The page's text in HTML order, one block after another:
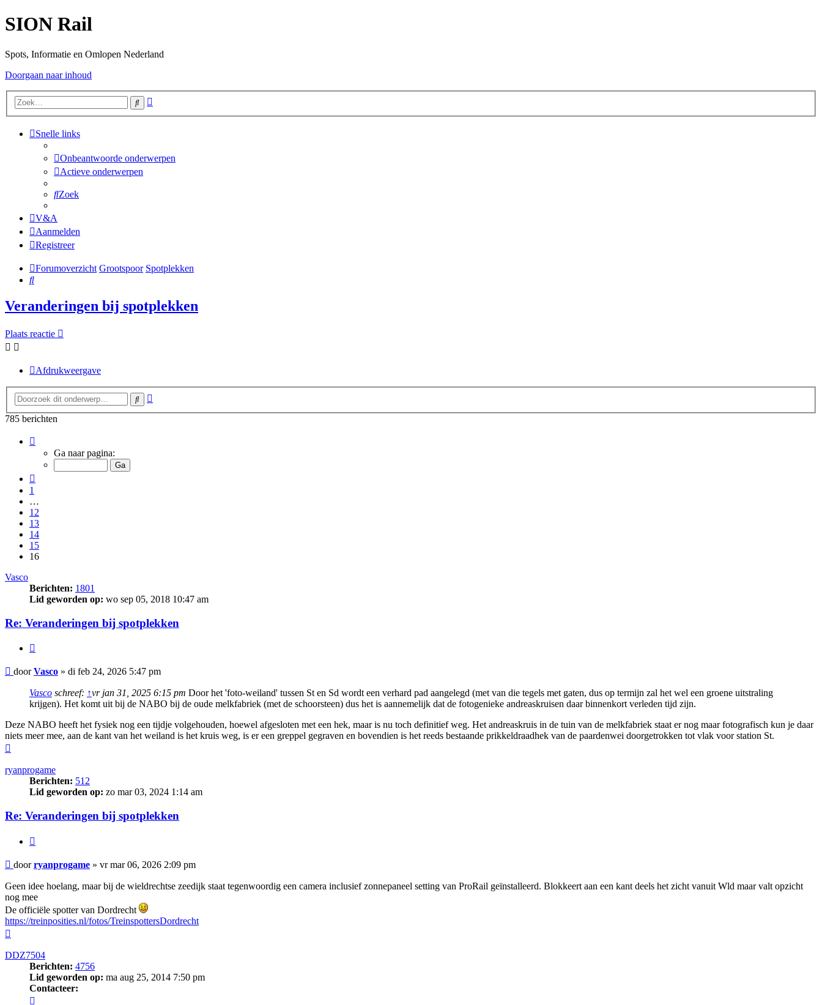
SION Rail
Spots, Informatie en Omlopen Nederland
Doorgaan naar inhoud
Zoek
Snelle links
Onbeantwoorde onderwerpen
Actieve onderwerpen
Zoek
V&A
Aanmelden
Registreer
Forumoverzicht Grootspoor Spotplekken
Zoek
Veranderingen bij spotplekken
Plaats reactie
Afdrukweergave
Zoek
785 berichten
16
van
Ga naar pagina:
1
…
12
13
14
15
16
Vasco
Berichten: 1801
Lid geworden op: wo sep 05, 2018 10:47 am
Re: Veranderingen bij spotplekken
Bericht
doorVasco » di feb 24, 2026 5:47 pm
Vasco schreef: ↑vr jan 31, 2025 6:15 pm Door het 'foto-weiland' tussen St en Sd wordt een verhard pad aangelegd (met van die tegels met gaten, dus op termijn zal het wel een groene uitstraling
krijgen). Het komt uit bij de NABO bij de oude melkfabriek (met de schoorsteen) dus het is aannemelijk dat de fotogenieke andreaskruisen daar binnenkort verleden tijd zijn.
Deze NABO heeft het fysiek nog een tijdje volgehouden, hoewel afgesloten met een hek, maar is nu toch definitief weg. Het andreaskruis in de tuin van de melkfabriek staat er nog maar fotografisch kun je daar
niets meer mee, aan de kant van het weiland is het kruis weg, is er een greppel gegraven en bovendien is het reeds bestaande prikkeldraadhek van de paardenwei doorgetrokken tot vlak voor station St.
ryanprogame
Berichten: 512
Lid geworden op: zo mar 03, 2024 1:14 am
Re: Veranderingen bij spotplekken
Bericht
doorryanprogame » vr mar 06, 2026 2:09 pm
Geen idee hoelang, maar bij de wieldrechtse zeedijk staat tegenwoordig een camera inclusief zonnepaneel setting van ProRail geïnstalleerd. Blokkeert aan een kant deels het zicht vanuit Wld maar valt opzicht
nog mee
De officiële spotter van Dordrecht
https://treinposities.nl/fotos/TreinspottersDordrecht
DDZ7504
Berichten: 4756
Lid geworden op: ma aug 25, 2014 7:50 pm
Contacteer: